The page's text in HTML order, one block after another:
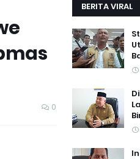
0
BERITA VIRAL